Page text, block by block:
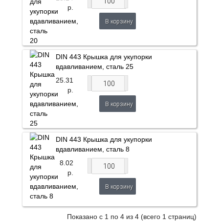
р.
В корзину
DIN 443 Крышка для укупорки
вдавливанием, сталь 25
25.31
р.
В корзину
DIN 443 Крышка для укупорки
вдавливанием, сталь 8
8.02
р.
В корзину
Показано с 1 по 4 из 4 (всего 1 страниц)